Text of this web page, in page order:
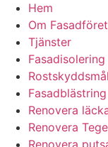
Hem
Om
Tjänster
Fasadisolering
Fasadblästring
Renovera
Renovera